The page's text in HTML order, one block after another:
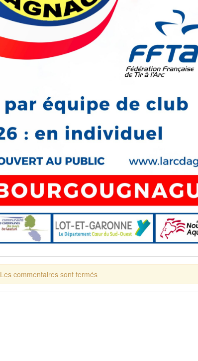
Les commentaires sont fermés